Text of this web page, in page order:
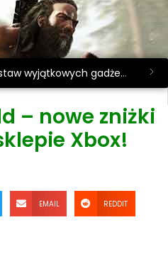
Gramy z WOŚP! Wylicytuj zestaw wyjątkowych gadżetów.
– nowe zniżki
Xbox!
EMAIL REDDIT